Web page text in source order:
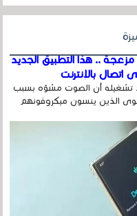
.. هذا التطبيق الجديد
بالإنترنت
تشغيله أن الصوت مشوّه بسبب
الذين ينسون ميكروفونهم